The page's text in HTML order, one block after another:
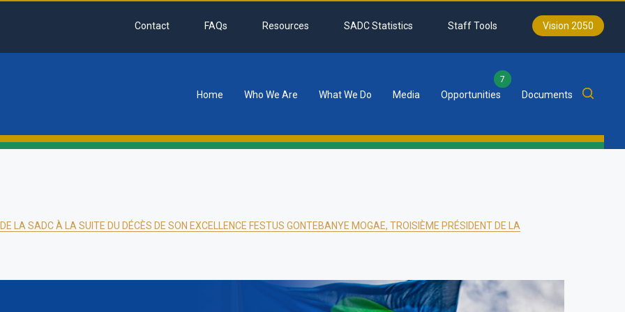
Contact FAQs Resources SADC Statistics Staff Tools Vision 2050
Home Who We Are What We Do Media Opportunities
7
Documents
LA SADC À LA SUITE DU DÉCÈS DE SON EXCELLENCE FESTUS GONTEBANYE MOGAE, TROISIÈME PRÉSIDENT DE LA